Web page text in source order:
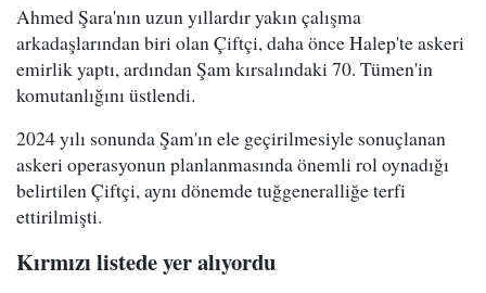
Ahmed Şara'nın uzun yıllardır yakın çalışma
arkadaşlarından biri olan Çiftçi, daha önce Halep'te askeri
emirlik yaptı, ardından Şam kırsalındaki 70. Tümen'in
komutanlığını üstlendi.
2024 yılı sonunda Şam'ın ele geçirilmesiyle sonuçlanan
askeri operasyonun planlanmasında önemli rol oynadığı
belirtilen Çiftçi, aynı dönemde tuğgeneralliğe terfi
ettirilmişti.
Kırmızı listede yer alıyordu